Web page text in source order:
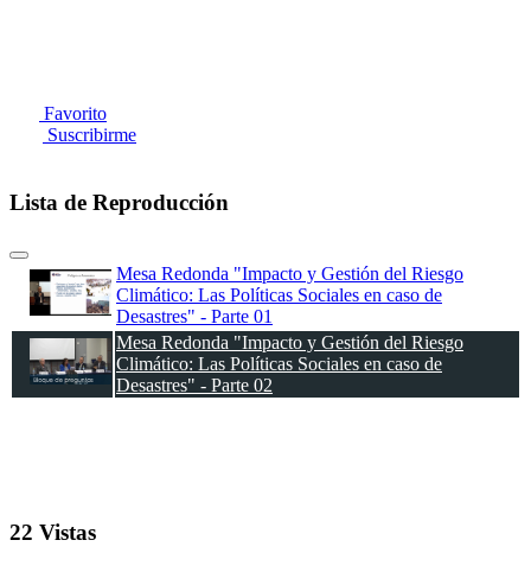
Favorito
Suscribirme
Lista de Reproducción
Mesa Redonda "Impacto y Gestión del Riesgo
Climático: Las Políticas Sociales en caso de
Desastres" - Parte 01
Mesa Redonda "Impacto y Gestión del Riesgo
Climático: Las Políticas Sociales en caso de
Desastres" - Parte 02
22 Vistas